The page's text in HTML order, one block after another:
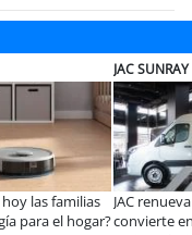
y se
con la
BANCO DE CHILE
Lanzan
concursos